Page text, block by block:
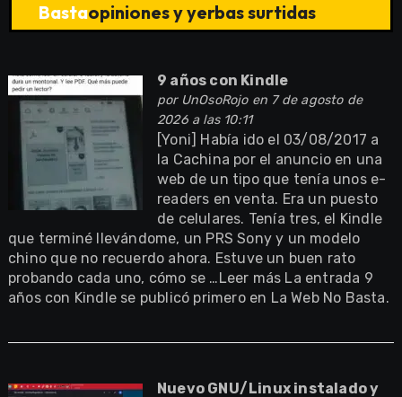
Bastaopiniones y yerbas surtidas
9 años con Kindle
por UnOsoRojoen 7 de agosto de
2026 a las 10:11
[Yoni] Había ido el 03/08/2017 a
la Cachina por el anuncio en una
web de un tipo que tenía unos e-
readers en venta. Era un puesto
de celulares. Tenía tres, el Kindle
que terminé llevándome, un PRS Sony y un modelo
chino que no recuerdo ahora. Estuve un buen rato
probando cada uno, cómo se …Leer más La entrada 9
años con Kindle se publicó primero en La Web No Basta.
Nuevo GNU/Linux instalado y